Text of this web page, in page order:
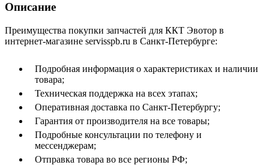
Описание
Преимущества покупки запчастей для ККТ Эвотор в
интернет-магазине servisspb.ru в Санкт-Петербурге:
Подробная информация о характеристиках и наличии
товара;
Техническая поддержка на всех этапах;
Оперативная доставка по Санкт-Петербургу;
Гарантия от производителя на все товары;
Подробные консультации по телефону и
мессенджерам;
Отправка товара во все регионы РФ;